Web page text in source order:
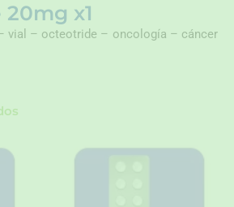
x1
vial – octeotride – oncología – cáncer